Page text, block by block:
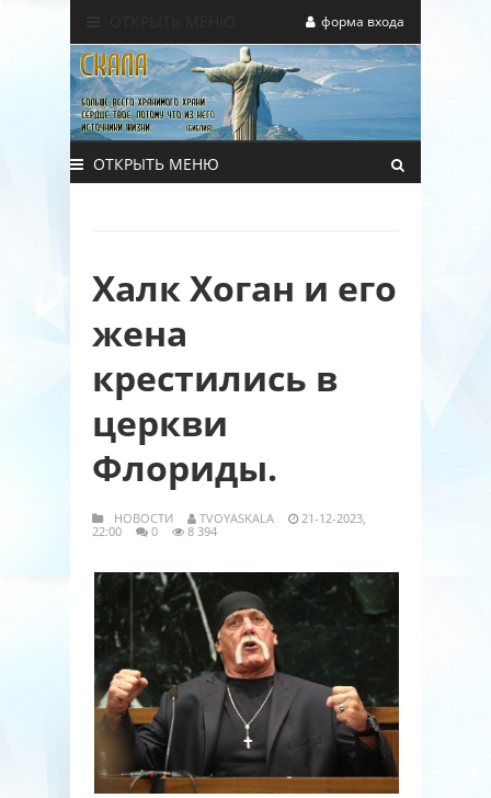
форма входа
ОТКРЫТЬ МЕНЮ
Халк Хоган и его
жена
крестились в
церкви
Флориды.
НОВОСТИ TVOYASKALA
21-12-2023,
22:00
0 8 394